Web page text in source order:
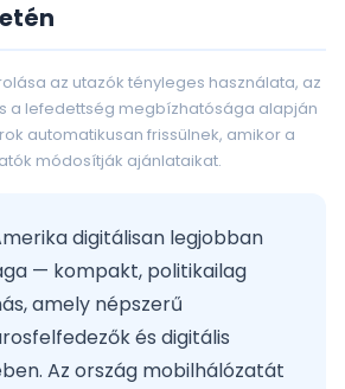
az utazók tényleges használata, az
a lefedettség megbízhatósága alapján
automatikusan frissülnek, amikor a
módosítják ajánlataikat.
digitálisan legjobban
— kompakt, politikailag
amely népszerű
és digitális
Az ország mobilhálózatát